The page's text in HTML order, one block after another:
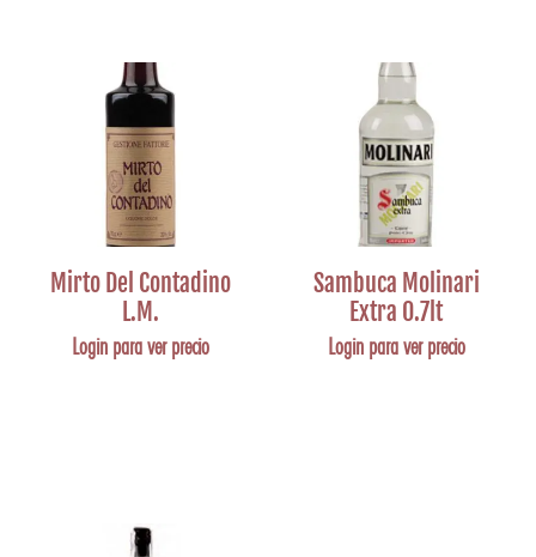
Mirto Del Contadino
L.M.
Login para ver precio
Sambuca Molinari
Extra 0.7lt
Login para ver precio